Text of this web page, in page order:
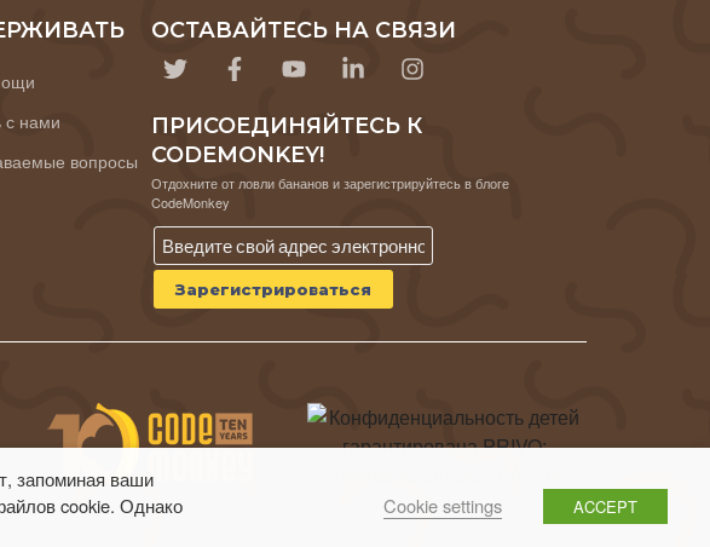
с нами
вопросы
ОСТАВАЙТЕСЬ НА СВЯЗИ
ПРИСОЕДИНЯЙТЕСЬ К
CODEMONKEY!
Отдохните от ловли бананов и зарегистрируйтесь в блоге
CodeMonkey
запоминая ваши
cookie. Однако
Cookie settings ACCEPT